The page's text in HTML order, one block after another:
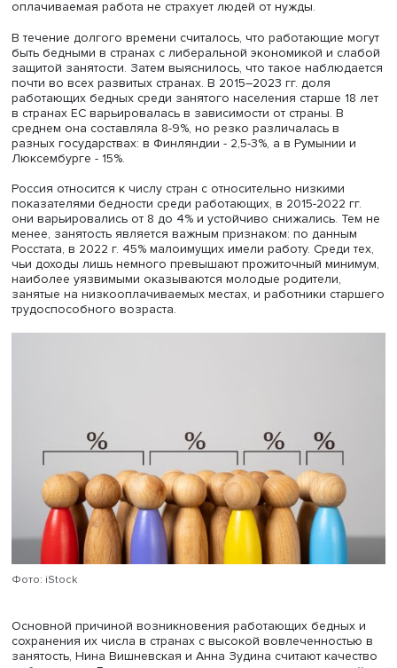
придерживаются мнения, что целесообразно
материальную поддержку таким категориям
как инвалиды, дети и пенсионеры, а других
занятости. В этом они видят ключевой инструмент
проблем малоимущих. Однако трудоустройство не
позволяет семье выйти из бедственного положения,
оплачиваемая работа не страхует людей от нужды.
В течение долгого времени считалось, что работающие
быть бедными в странах с либеральной экономикой и
защитой занятости. Затем выяснилось, что такое
почти во всех развитых странах. В 2015–2023 гг. доля
работающих бедных среди занятого населения старше
в странах ЕС варьировалась в зависимости от страны. В
среднем она составляла 8-9%, но резко различалась в
разных государствах: в Финляндии - 2,5-3%, а в
Люксембурге - 15%.
чьи доходы лишь немного превышают прожиточный
занятые на низкооплачиваемых местах, и работники
трудоспособного возраста.